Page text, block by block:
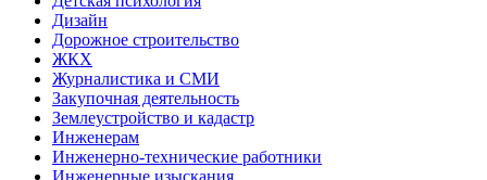
Дизайн
Дорожное строительство
ЖКХ
Журналистика и СМИ
Закупочная деятельность
Землеустройство и кадастр
Инженерам
Инженерно-технические работники
Инженерные изыскания